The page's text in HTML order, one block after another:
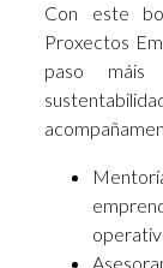
Con este
Proxectos
paso